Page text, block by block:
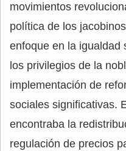
movimientos
política de los
enfoque en la igualdad
los privilegios de la
implementación de
sociales significativas.
encontraba la
regulación de precios